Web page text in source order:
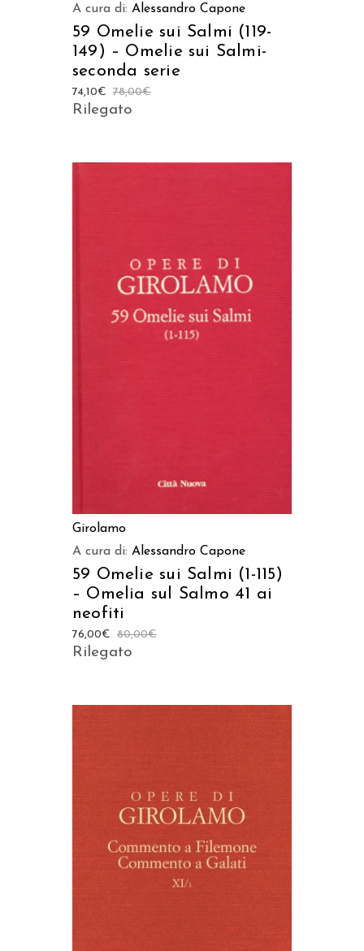
A cura di: Alessandro Capone
59 Omelie sui Salmi (119-
149) – Omelie sui Salmi-
seconda serie
78,00€
74,10€
Rilegato
AGGIUNGI AL CARRELLO
Girolamo
A cura di: Alessandro Capone
59 Omelie sui Salmi (1-115)
– Omelia sul Salmo 41 ai
neofiti
80,00€
76,00€
Rilegato
AGGIUNGI AL CARRELLO